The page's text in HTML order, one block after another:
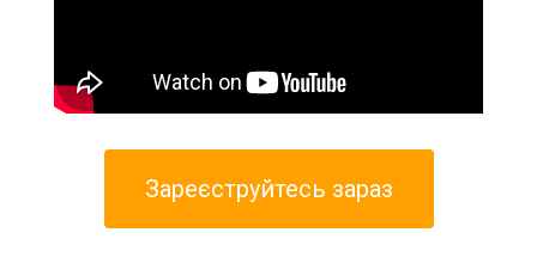
Зареєструйтесь зараз